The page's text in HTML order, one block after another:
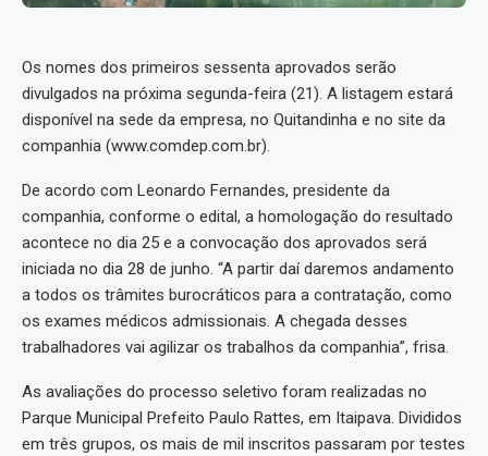
Os nomes dos primeiros sessenta aprovados serão
divulgados na próxima segunda-feira (21). A listagem estará
disponível na sede da empresa, no Quitandinha e no site da
companhia (www.comdep.com.br).
De acordo com Leonardo Fernandes, presidente da
companhia, conforme o edital, a homologação do resultado
acontece no dia 25 e a convocação dos aprovados será
iniciada no dia 28 de junho. “A partir daí daremos andamento
a todos os trâmites burocráticos para a contratação, como
os exames médicos admissionais. A chegada desses
trabalhadores vai agilizar os trabalhos da companhia”, frisa.
As avaliações do processo seletivo foram realizadas no
Parque Municipal Prefeito Paulo Rattes, em Itaipava. Divididos
em três grupos, os mais de mil inscritos passaram por testes